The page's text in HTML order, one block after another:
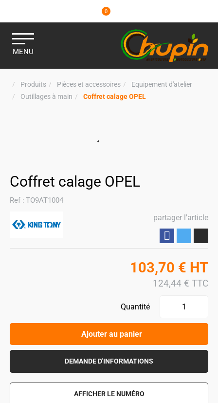
0
MENU
Produits Pièces et accessoires
Equipement d'atelier
Outillages à main
Coffret calage OPEL
Coffret calage OPEL
Ref : TO9AT1004
partager l'article
103,70 € HT
124,44 € TTC
Quantité
Ajouter au panier
DEMANDE D'INFORMATIONS
AFFICHER LE NUMÉRO